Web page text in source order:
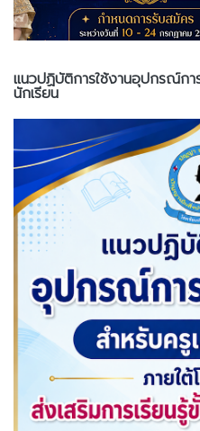
แนวปฏิบัติการใช้งานอุปกรณ์กา
นักเรียน